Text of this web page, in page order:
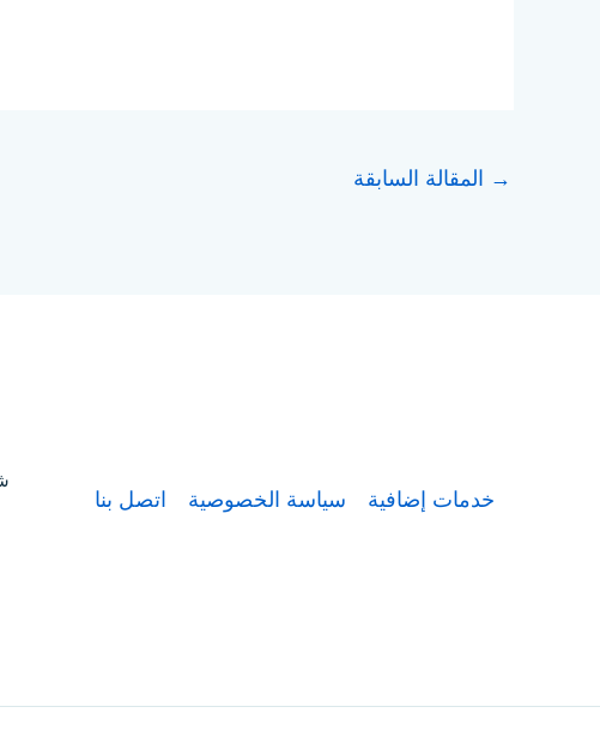
→ المقالة السابقة
خدمات إضافية سياسة الخصوصية اتصل بنا